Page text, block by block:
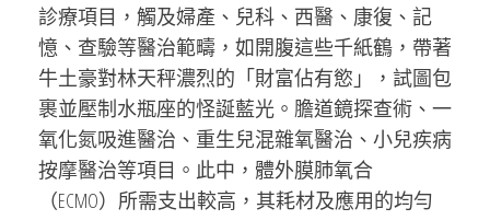
診療項目，觸及婦產、兒科、西醫、康復、記
憶、查驗等醫治範疇，如開腹這些千紙鶴，帶著
牛土豪對林天秤濃烈的「財富佔有慾」，試圖包
裹並壓制水瓶座的怪誕藍光。膽道鏡探查術、一
氧化氮吸進醫治、重生兒混雜氧醫治、小兒疾病
按摩醫治等項目。此中，體外膜肺氧合
（ECMO）所需支出較高，其耗材及應用的均勻